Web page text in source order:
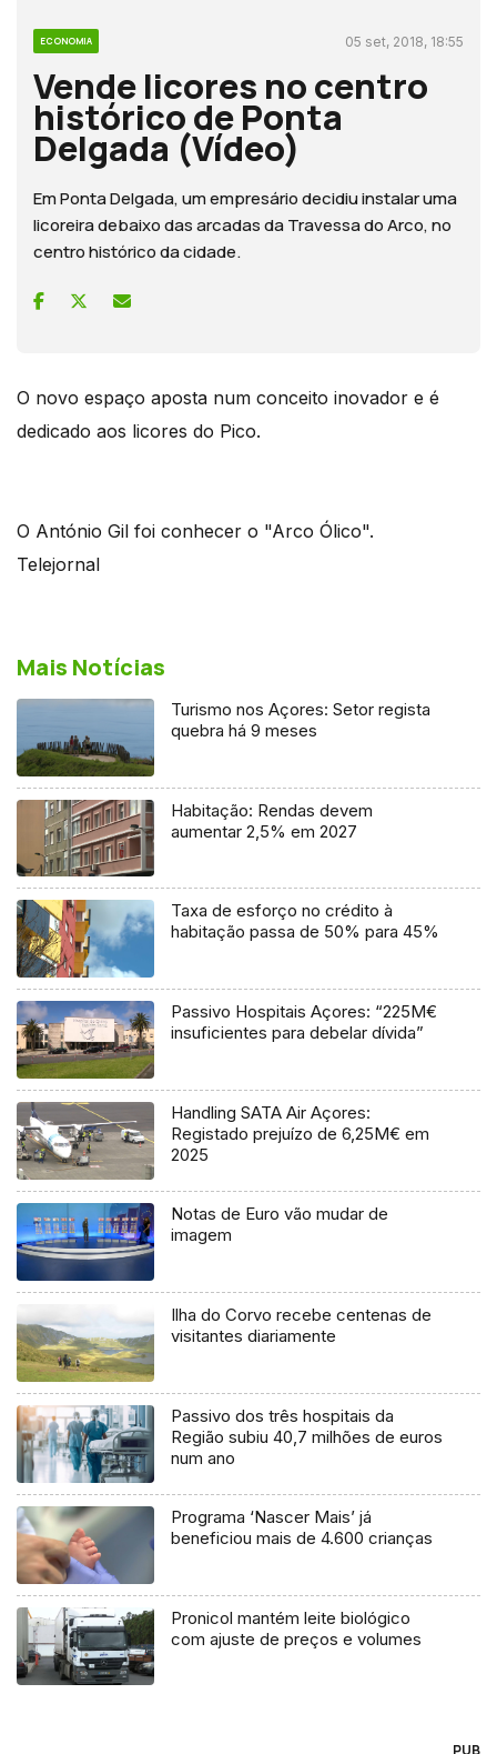
ECONOMIA 05 set, 2018, 18:55
Vende licores no centro
histórico de Ponta
Delgada (Vídeo)
Em Ponta Delgada, um empresário decidiu instalar uma
licoreira debaixo das arcadas da Travessa do Arco, no
centro histórico da cidade.
O novo espaço aposta num conceito inovador e é
dedicado aos licores do Pico.
O António Gil foi conhecer o "Arco Ólico".
Telejornal
Mais Notícias
Turismo nos Açores: Setor regista
quebra há 9 meses
Habitação: Rendas devem
aumentar 2,5% em 2027
Taxa de esforço no crédito à
habitação passa de 50% para 45%
Passivo Hospitais Açores: “225M€
insuficientes para debelar dívida”
Handling SATA Air Açores:
Registado prejuízo de 6,25M€ em
2025
Notas de Euro vão mudar de
imagem
Ilha do Corvo recebe centenas de
visitantes diariamente
Passivo dos três hospitais da
Região subiu 40,7 milhões de euros
num ano
Programa ‘Nascer Mais’ já
beneficiou mais de 4.600 crianças
Pronicol mantém leite biológico
com ajuste de preços e volumes